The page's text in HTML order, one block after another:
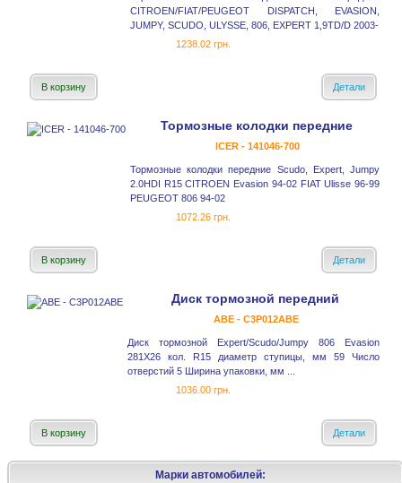
Марки автомобилей:
CITROEN/FIAT/PEUGEOT DISPATCH, EVASION,
JUMPY, SCUDO, ULYSSE, 806, EXPERT 1,9TD/D 2003-
1238.02 грн.
В корзину Детали
Тормозные колодки передние
ICER - 141046-700
Тормозные колодки передние Scudo, Expert, Jumpy
2.0HDI R15 CITROEN Evasion 94-02 FIAT Ulisse 96-99
PEUGEOT 806 94-02
1072.26 грн.
В корзину Детали
Диск тормозной передний
ABE - C3P012ABE
Диск тормозной Expert/Scudo/Jumpy 806 Evasion
281X26 кол. R15 диаметр ступицы, мм 59 Число
отверстий 5 Ширина упаковки, мм ...
1036.00 грн.
В корзину Детали